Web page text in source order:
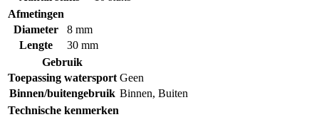
Afmetingen
Diameter
8 mm
Lengte
30 mm
Gebruik
Toepassing watersport Geen
Binnen/buitengebruik Binnen, Buiten
Technische kenmerken